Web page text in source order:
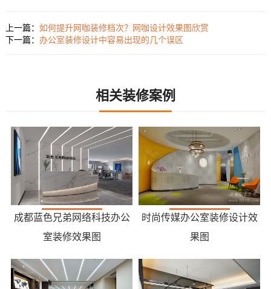
上一篇： 如何提升网咖装修档次？网咖设计效果图欣赏
下一篇： 办公室装修设计中容易出现的几个误区
相关装修案例
成都蓝色兄弟网络科技办公
室装修效果图
时尚传媒办公室装修设计效
果图